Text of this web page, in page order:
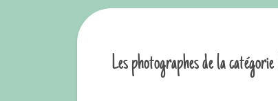
Les photographes de la